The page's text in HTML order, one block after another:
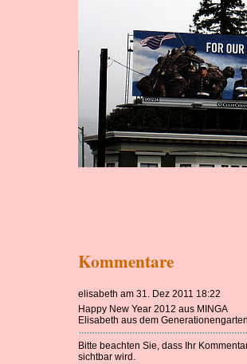
Kommentare
elisabeth am 31. Dez 2011 18:22
Happy New Year 2012 aus MINGA
Elisabeth aus dem Generationengarten
Bitte beachten Sie, dass Ihr
sichtbar wird.